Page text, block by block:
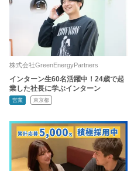
株式会社GreenEnergyPartners
インターン生60名活躍中！24歳で起
業した社長に学ぶインターン
営業 東京都